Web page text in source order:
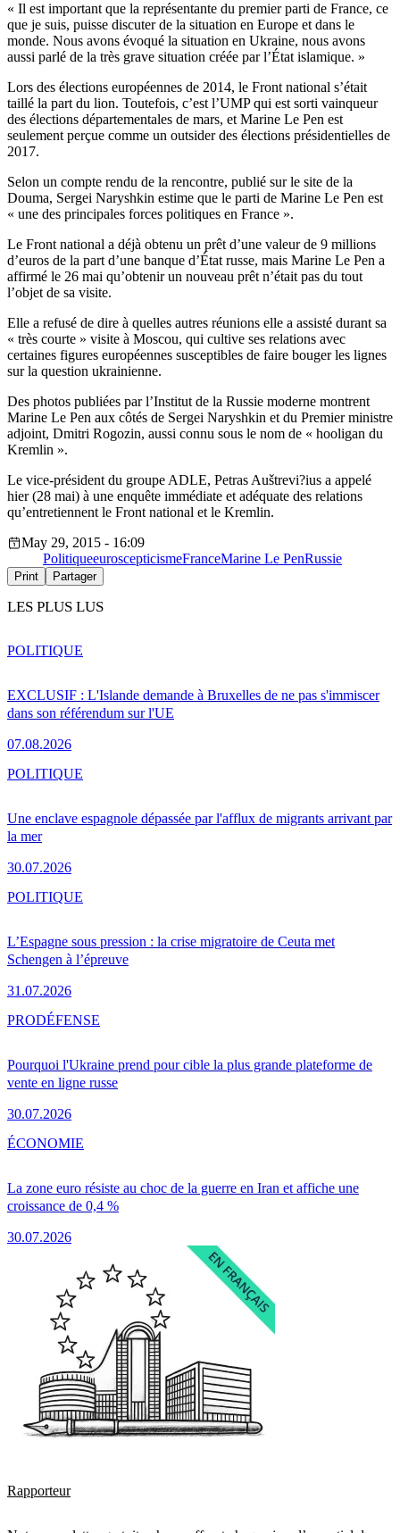
« Il est important que la représentante du premier parti de France, ce
que je suis, puisse discuter de la situation en Europe et dans le
monde. Nous avons évoqué la situation en Ukraine, nous avons
aussi parlé de la très grave situation créée par l’État islamique. »
Lors des élections européennes de 2014, le Front national s’était
taillé la part du lion. Toutefois, c’est l’UMP qui est sorti vainqueur
des élections départementales de mars, et Marine Le Pen est
seulement perçue comme un outsider des élections présidentielles de
2017.
Selon un compte rendu de la rencontre, publié sur le site de la
Douma, Sergei Naryshkin estime que le parti de Marine Le Pen est
« une des principales forces politiques en France ».
Le Front national a déjà obtenu un prêt d’une valeur de 9 millions
d’euros de la part d’une banque d’État russe, mais Marine Le Pen a
affirmé le 26 mai qu’obtenir un nouveau prêt n’était pas du tout
l’objet de sa visite.
Elle a refusé de dire à quelles autres réunions elle a assisté durant sa
« très courte » visite à Moscou, qui cultive ses relations avec
certaines figures européennes susceptibles de faire bouger les lignes
sur la question ukrainienne.
Des photos publiées par l’Institut de la Russie moderne montrent
Marine Le Pen aux côtés de Sergei Naryshkin et du Premier ministre
adjoint, Dmitri Rogozin, aussi connu sous le nom de « hooligan du
Kremlin ».
Le vice-président du groupe ADLE, Petras Auštrevi?ius a appelé
hier (28 mai) à une enquête immédiate et adéquate des relations
qu’entretiennent le Front national et le Kremlin.
May 29, 2015 - 16:09
PolitiqueeuroscepticismeFranceMarine Le PenRussie
Print Partager
LES PLUS LUS
EXCLUSIF : L'Islande demande à Bruxelles de ne pas s'immiscer
dans son référendum sur l'UE
07.08.2026
POLITIQUE
Une enclave espagnole dépassée par l'afflux de migrants arrivant par
la mer
30.07.2026
POLITIQUE
L’Espagne sous pression : la crise migratoire de Ceuta met
Schengen à l’épreuve
31.07.2026
POLITIQUE
Pourquoi l'Ukraine prend pour cible la plus grande plateforme de
vente en ligne russe
30.07.2026
PRODÉFENSE
La zone euro résiste au choc de la guerre en Iran et affiche une
croissance de 0,4 %
30.07.2026
ÉCONOMIE
Rapporteur